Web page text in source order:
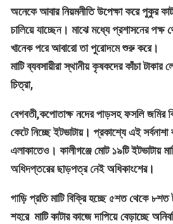
অনেকে আবার নিয়মনীতি উপেক্ষা করে পুকুর
চালিয়ে যাচ্ছেন। মাঝে মধ্যে প্রশাসনের পক্ষ
খানেক পরে আবারো তা পুরোদমে শুরু করে।
মাটি ব্যবসায়ীরা স্থানীয় কৃষকদের কাঁচা
চিত্রা,
বেগবতী,কপোতাক্ষ নদের পাড়সহ ফসলি জমির
কেটে নিচ্ছে ইটভাটায়। প্রকাশ্যে এই সর্বনাশা
এলাকাতেও। কালীগঞ্জে মোট ১৯টি ইটভাটায়
অধিদপ্তরের ছাড়পত্র নেই অধিকাংশের।
গাড়ি প্রতি মাটি বিক্রি হচ্ছে ৫শত থেকে ৮শত
শহরে মাটি কাটার কাজে দাপিয়ে বেড়াচ্ছে